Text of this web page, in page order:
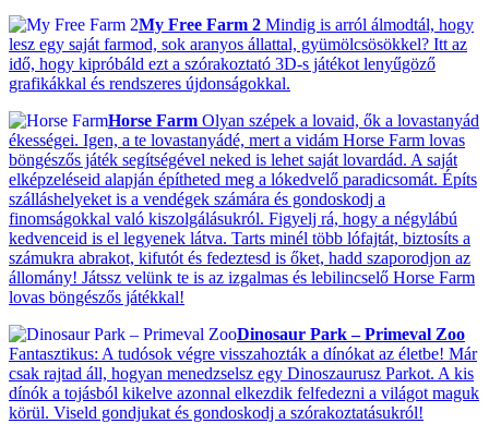
My Free Farm 2 Mindig is arról álmodtál, hogy
lesz egy saját farmod, sok aranyos állattal, gyümölcsösökkel? Itt az
idő, hogy kipróbáld ezt a szórakoztató 3D-s játékot lenyűgöző
grafikákkal és rendszeres újdonságokkal.
Horse Farm Olyan szépek a lovaid, ők a lovastanyád
ékességei. Igen, a te lovastanyádé, mert a vidám Horse Farm lovas
böngészős játék segítségével neked is lehet saját lovardád. A saját
elképzeléseid alapján építheted meg a lókedvelő paradicsomát. Építs
szálláshelyeket is a vendégek számára és gondoskodj a
finomságokkal való kiszolgálásukról. Figyelj rá, hogy a négylábú
kedvenceid is el legyenek látva. Tarts minél több lófajtát, biztosíts a
számukra abrakot, kifutót és fedeztesd is őket, hadd szaporodjon az
állomány! Játssz velünk te is az izgalmas és lebilincselő Horse Farm
lovas böngészős játékkal!
Dinosaur Park – Primeval Zoo
Fantasztikus: A tudósok végre visszahozták a dínókat az életbe! Már
csak rajtad áll, hogyan menedzselsz egy Dinoszaurusz Parkot. A kis
dínók a tojásból kikelve azonnal elkezdik felfedezni a világot maguk
körül. Viseld gondjukat és gondoskodj a szórakoztatásukról!